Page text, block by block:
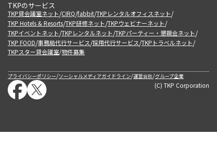
TKPのサービス
TKP貸会議室ネット/CIRQ/fabbit/TKPレンタルオフィスネット/
TKP Hotels & Resorts/TKP研修ネット/TKPウェビナーネット/
TKPイベントネット/TKPレンタルネット/TKPパーティー・懇親会ネット/
TKP FOOD/事務局代行サービス/採用代行サービス/TKPトラベルネット/
TKPスター貸会議室/物件募集
プライバシーポリシー/ソーシャルメディアガイドライン/運営会社/グループ企業
(C) TKP Corporation